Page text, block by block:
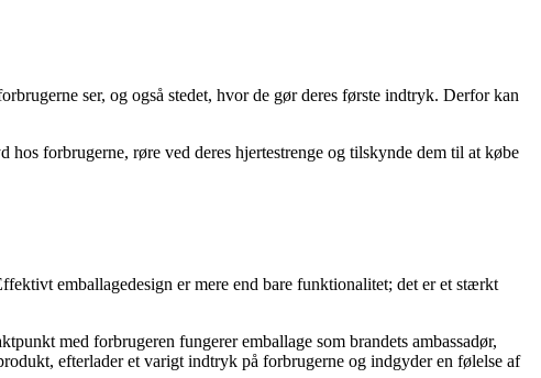
ser, og også stedet, hvor de gør deres første indtryk. Derfor kan
forbrugerne, røre ved deres hjertestrenge og tilskynde dem til at købe
emballagedesign er mere end bare funktionalitet; det er et stærkt
med forbrugeren fungerer emballage som brandets ambassadør,
efterlader et varigt indtryk på forbrugerne og indgyder en følelse af